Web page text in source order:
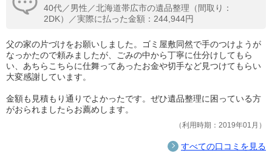
40代／男性／北海道帯広市の遺品整理（間取り：
2DK）／実際に払った金額：244,944円
父の家の片づけをお願いしました。ゴミ屋敷同然で手のつけようが
なっかたので頼みましたが、ごみの中から丁寧に仕分けしてもら
い、あちらこちらに仕舞ってあったお金や切手など見つけてもらい
大変感謝しています。
金額も見積もり通りでよかったです。ぜひ遺品整理に困っている方
がおられましたらお薦めします。
利用時期：2019年01月
すべての口コミを見る